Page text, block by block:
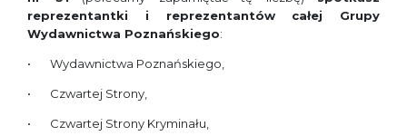
reprezentantki i reprezentantów całej Grupy
Wydawnictwa Poznańskiego:
Wydawnictwa Poznańskiego,
Czwartej Strony,
Czwartej Strony Kryminału,